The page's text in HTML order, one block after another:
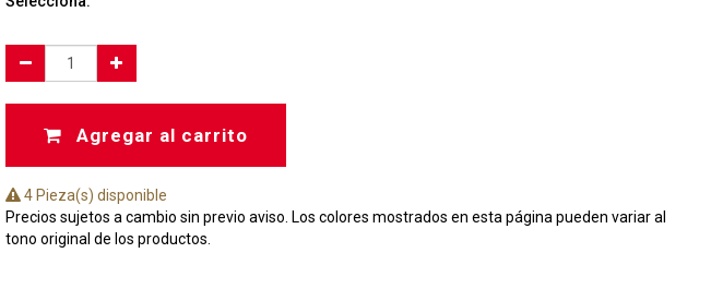
Agregar al carrito
4 Pieza(s) disponible
Precios sujetos a cambio sin previo aviso. Los colores mostrados en esta página pueden variar al
tono original de los productos.